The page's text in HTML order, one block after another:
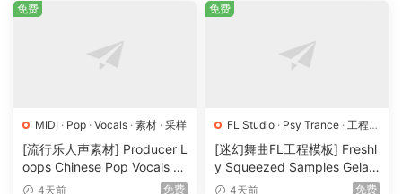
MIDI · Pop · Vocals · 素材 · 采样
[流行乐人声素材] Producer L
oops Chinese Pop Vocals Vo
l.1 [WAV, MiDi, REX]（3.21G
4天前 免费
免费
FL Studio · Psy Trance · 工程·
素材
采样
[迷幻舞曲FL工程模板] Freshl
y Squeezed Samples Gelar
di Template Essentials Vol.1
4天前 免费
免费